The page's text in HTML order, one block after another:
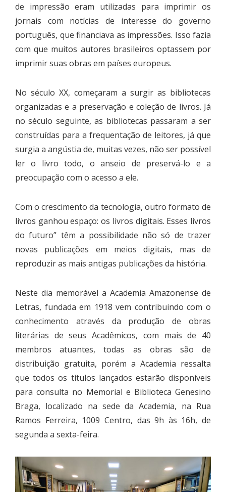
de impressão eram utilizadas para imprimir os
jornais com notícias de interesse do governo
português, que financiava as impressões. Isso fazia
com que muitos autores brasileiros optassem por
imprimir suas obras em países europeus.
No século XX, começaram a surgir as bibliotecas
organizadas e a preservação e coleção de livros. Já
no século seguinte, as bibliotecas passaram a ser
construídas para a frequentação de leitores, já que
surgia a angústia de, muitas vezes, não ser possível
ler o livro todo, o anseio de preservá-lo e a
preocupação com o acesso a ele.
Com o crescimento da tecnologia, outro formato de
livros ganhou espaço: os livros digitais. Esses livros
do futuro” têm a possibilidade não só de trazer
novas publicações em meios digitais, mas de
reproduzir as mais antigas publicações da história.
Neste dia memorável a Academia Amazonense de
Letras, fundada em 1918 vem contribuindo com o
conhecimento através da produção de obras
literárias de seus Acadêmicos, com mais de 40
membros atuantes, todas as obras são de
distribuição gratuita, porém a Academia ressalta
que todos os títulos lançados estarão disponíveis
para consulta no Memorial e Biblioteca Genesino
Braga, localizado na sede da Academia, na Rua
Ramos Ferreira, 1009 Centro, das 9h às 16h, de
segunda a sexta-feira.